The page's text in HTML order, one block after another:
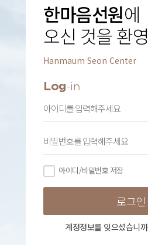
한마음선원에
오신 것을 환
Hanmaum Seon Center
Log-in
아이디/비밀번호 저장
계정정보를 잊으셨습니